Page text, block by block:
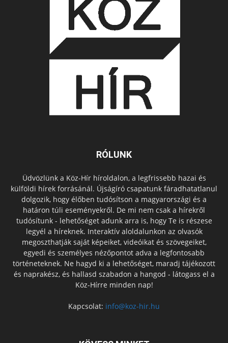
RÓLUNK
Üdvözlünk a Köz-Hír híroldalon, a legfrissebb hazai és
külföldi hírek forrásánál. Újságíró csapatunk fáradhatatlanul
dolgozik, hogy élőben tudósítson a magyarországi és a
határon túli eseményekről. De mi nem csak a hírekről
tudósítunk - lehetőséget adunk arra is, hogy Te is részese
legyél a híreknek. Interaktív aloldalunkon az olvasók
megoszthatják saját képeiket, videóikat és szövegeiket,
egyedi és személyes nézőpontot adva a legfontosabb
történeteknek. Ne hagyd ki a lehetőséget, maradj tájékozott
és naprakész, és hallasd szabadon a hangod - látogass el a
Köz-Hírre minden nap!
Kapcsolat: info@koz-hir.hu